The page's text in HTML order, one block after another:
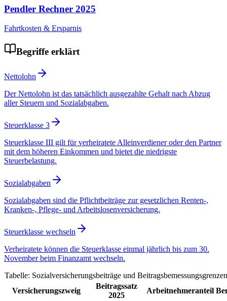
Pendler Rechner 2025
Fahrtkosten & Ersparnis
Begriffe erklärt
Nettolohn
Der Nettolohn ist das tatsächlich ausgezahlte Gehalt nach Abzug
aller Steuern und Sozialabgaben.
Steuerklasse 3
Steuerklasse III gilt für verheiratete Alleinverdiener oder den Partner
mit dem höheren Einkommen und bietet die niedrigste
Steuerbelastung.
Sozialabgaben
Sozialabgaben sind die Pflichtbeiträge zur gesetzlichen Renten-,
Kranken-, Pflege- und Arbeitslosenversicherung.
Steuerklasse wechseln
Verheiratete können die Steuerklasse einmal jährlich bis zum 30.
November beim Finanzamt wechseln.
Tabelle: Sozialversicherungsbeiträge und
Versicherungszweig
Beitragssatz
2025
Arbeitnehmeranteil